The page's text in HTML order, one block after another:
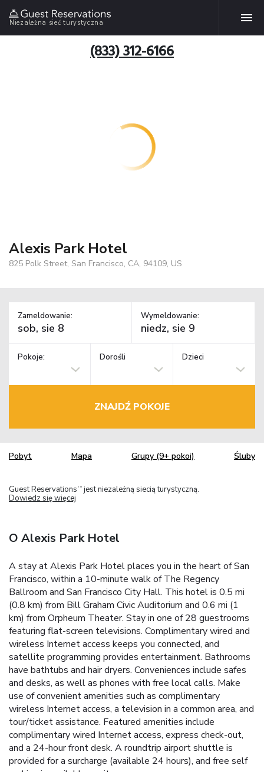
Niezależna sieć turystyczna
(833) 312-6166
Alexis Park Hotel
825 Polk Street, San Francisco, CA, 94109, US
Zameldowanie: Wymeldowanie:
Pokoje: Dorośli Dzieci
ZNAJDŹ POKOJE
Pobyt Mapa Grupy (9+ pokoi) Śluby
Guest Reservations TM jest niezależną siecią turystyczną.
Dowiedz się więcej
O Alexis Park Hotel
A stay at Alexis Park Hotel places you in the heart of San
Francisco, within a 10-minute walk of The Regency
Ballroom and San Francisco City Hall. This hotel is 0.5 mi
(0.8 km) from Bill Graham Civic Auditorium and 0.6 mi (1
km) from Orpheum Theater. Stay in one of 28 guestrooms
featuring flat-screen televisions. Complimentary wired and
wireless Internet access keeps you connected, and
satellite programming provides entertainment. Bathrooms
have bathtubs and hair dryers. Conveniences include safes
and desks, as well as phones with free local calls. Make
use of convenient amenities such as complimentary
wireless Internet access, a television in a common area, and
tour/ticket assistance. Featured amenities include
complimentary wired Internet access, express check-out,
and a 24-hour front desk. A roundtrip airport shuttle is
provided for a surcharge (available 24 hours), and free self
parking is available onsite.